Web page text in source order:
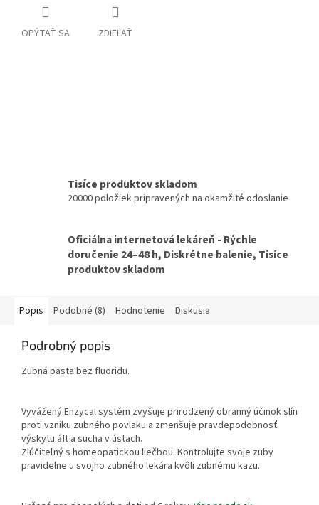
OPÝTAŤ SA ZDIEĽAŤ
Tisíce produktov skladom
20000 položiek pripravených na okamžité odoslanie
Oficiálna internetová lekáreň - Rýchle
doručenie 24–48 h, Diskrétne balenie, Tisíce
produktov skladom
Popis Podobné (8) Hodnotenie Diskusia
Podrobný popis
Zubná pasta bez fluoridu.
Vyvážený Enzycal systém zvyšuje prirodzený obranný účinok slín
proti vzniku zubného povlaku a zmenšuje pravdepodobnosť
výskytu áft a sucha v ústach.
Zlúčiteľný s homeopatickou liečbou. Kontrolujte svoje zuby
pravidelne u svojho zubného lekára kvôli zubnému kazu.